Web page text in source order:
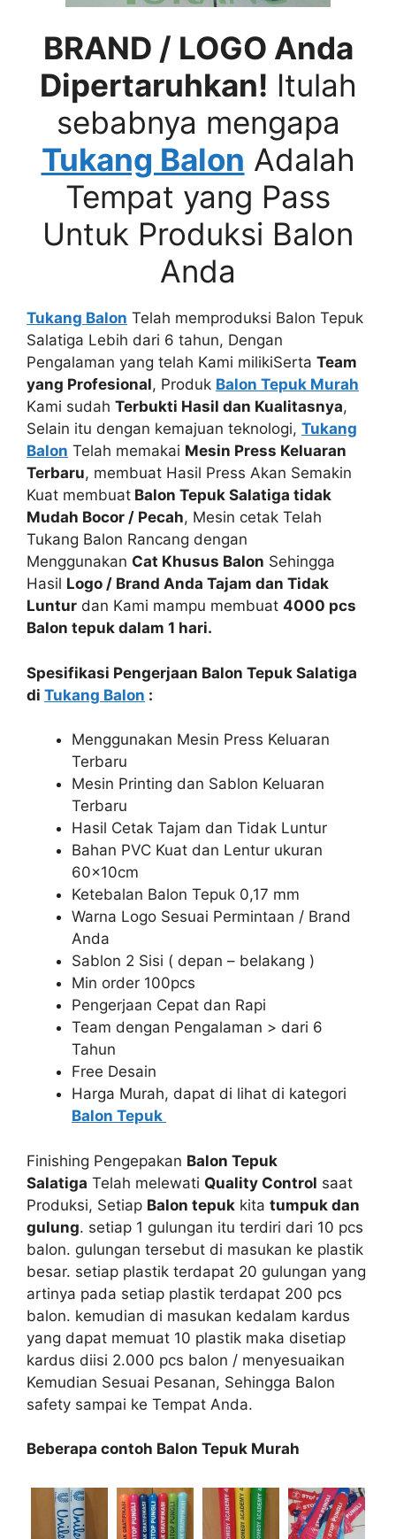
BRAND / LOGO Anda
Dipertaruhkan! Itulah
sebabnya mengapa
Tukang Balon Adalah
Tempat yang Pass
Untuk Produksi Balon
Anda
Tukang Balon Telah memproduksi Balon Tepuk
Salatiga Lebih dari 6 tahun, Dengan
Pengalaman yang telah Kami milikiSerta Team
yang Profesional, Produk Balon Tepuk Murah
Kami sudah Terbukti Hasil dan Kualitasnya,
Selain itu dengan kemajuan teknologi, Tukang
Balon Telah memakai Mesin Press Keluaran
Terbaru, membuat Hasil Press Akan Semakin
Kuat membuat Balon Tepuk Salatiga tidak
Mudah Bocor / Pecah, Mesin cetak Telah
Tukang Balon Rancang dengan
Menggunakan Cat Khusus Balon Sehingga
Hasil Logo / Brand Anda Tajam dan Tidak
Luntur dan Kami mampu membuat 4000 pcs
Balon tepuk dalam 1 hari.
Spesifikasi Pengerjaan Balon Tepuk Salatiga
di Tukang Balon :
Menggunakan Mesin Press Keluaran
Terbaru
Mesin Printing dan Sablon Keluaran
Terbaru
Hasil Cetak Tajam dan Tidak Luntur
Bahan PVC Kuat dan Lentur ukuran
60x10cm
Ketebalan Balon Tepuk 0,17 mm
Warna Logo Sesuai Permintaan / Brand
Anda
Sablon 2 Sisi ( depan – belakang )
Min order 100pcs
Pengerjaan Cepat dan Rapi
Team dengan Pengalaman > dari 6
Tahun
Free Desain
Harga Murah, dapat di lihat di kategori
Balon Tepuk
Finishing Pengepakan Balon Tepuk
Salatiga Telah melewati Quality Control saat
Produksi, Setiap Balon tepuk kita tumpuk dan
gulung. setiap 1 gulungan itu terdiri dari 10 pcs
balon. gulungan tersebut di masukan ke plastik
besar. setiap plastik terdapat 20 gulungan yang
artinya pada setiap plastik terdapat 200 pcs
balon. kemudian di masukan kedalam kardus
yang dapat memuat 10 plastik maka disetiap
kardus diisi 2.000 pcs balon / menyesuaikan
Kemudian Sesuai Pesanan, Sehingga Balon
safety sampai ke Tempat Anda.
Beberapa contoh Balon Tepuk Murah